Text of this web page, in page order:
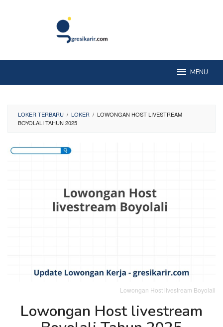
MENU
LOKER TERBARU / LOKER / LOWONGAN HOST LIVESTREAM
BOYOLALI TAHUN 2025
Lowongan Host livestream Boyolali
Lowongan Host livestream